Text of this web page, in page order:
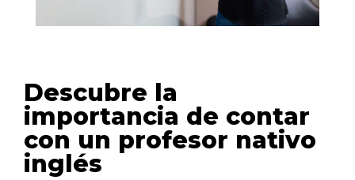
Descubre la
importancia de contar
con un profesor nativo
inglés